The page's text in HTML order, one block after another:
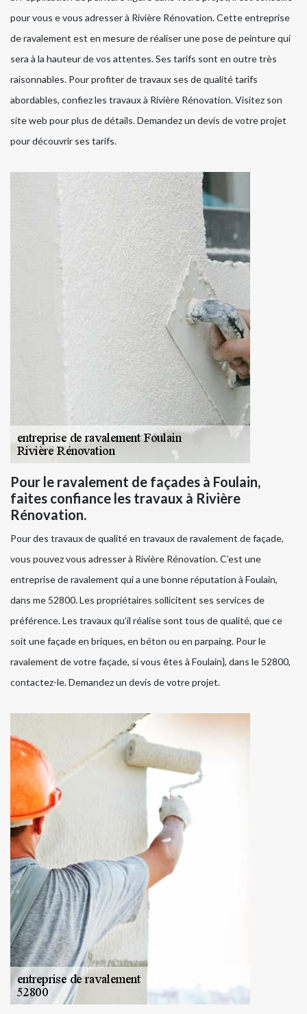
pour vous e vous adresser à Rivière Rénovation. Cette entreprise
de ravalement est en mesure de réaliser une pose de peinture qui
sera à la hauteur de vos attentes. Ses tarifs sont en outre très
raisonnables. Pour profiter de travaux ses de qualité tarifs
abordables, confiez les travaux à Rivière Rénovation. Visitez son
site web pour plus de détails. Demandez un devis de votre projet
pour découvrir ses tarifs.
Pour le ravalement de façades à Foulain,
faites confiance les travaux à Rivière
Rénovation.
Pour des travaux de qualité en travaux de ravalement de façade,
vous pouvez vous adresser à Rivière Rénovation. C’est une
entreprise de ravalement qui a une bonne réputation à Foulain,
dans me 52800. Les propriétaires sollicitent ses services de
préférence. Les travaux qu’il réalise sont tous de qualité, que ce
soit une façade en briques, en béton ou en parpaing. Pour le
ravalement de votre façade, si vous êtes à Foulain}, dans le 52800,
contactez-le. Demandez un devis de votre projet.